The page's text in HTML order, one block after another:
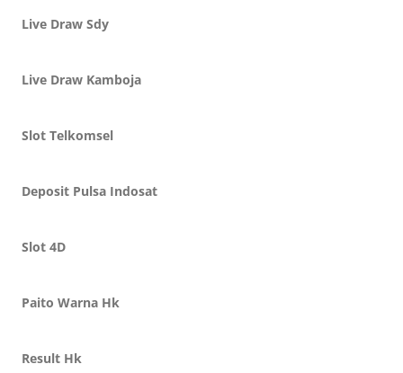
Live Draw Sdy
Live Draw Kamboja
Slot Telkomsel
Deposit Pulsa Indosat
Slot 4D
Paito Warna Hk
Result Hk